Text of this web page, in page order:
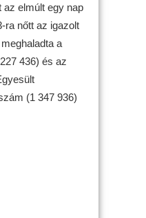
az elmúlt egy nap
ra nőtt az igazolt
a
436) és az
(1 347 936)